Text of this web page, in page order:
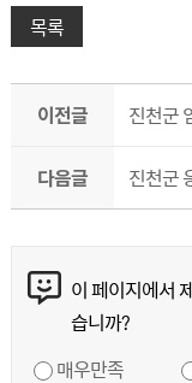
목록
이전글 진천군
다음글 진천군
이 페이지에서
습니까?
매우만족